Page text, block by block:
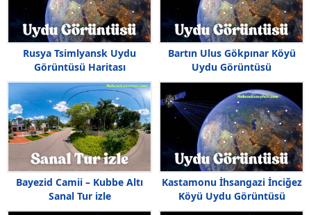
Rusya Tsimlyansk Uydu
Görüntüsü Haritası
Bartın Ulus Gökpınar Köyü
Uydu Görüntüsü
Bayezid Camii – Kubbe Altı
Sanal Tur izle
Kastamonu İhsangazi İnciğez
Köyü Uydu Görüntüsü